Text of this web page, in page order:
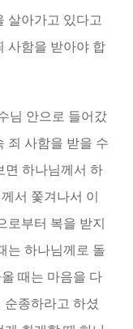
살아가고 있다고
사함을 받아야 합
님 안으로 들어갔
죄 사함을 받을 수
면 하나님께서 하
서 쫓겨나서 이
로부터 복을 받지
는 하나님께로 돌
때는 마음을 다
종하라고 하셨